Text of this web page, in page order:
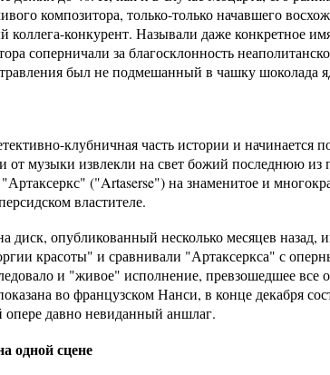
композитора, только-только начавшего
коллега-конкурент. Называли даже конкретное
соперничали за благосклонность
был не подмешанный в чашку шоколада
клубничная часть истории и начинается
от музыки извлекли на свет божий последнюю
("Artaserse") на знаменитое и
властителе.
диск, опубликованный несколько месяцев
красоты" и сравнивали "Артаксеркса" с
и "живое" исполнение, превзошедшее все
во французском Нанси, в конце декабря
давно невиданный аншлаг.
одной сцене